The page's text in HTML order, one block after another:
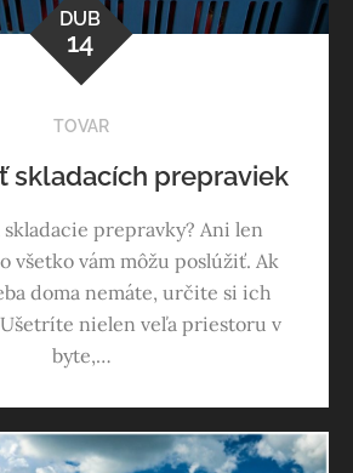
DUB
14
TOVAR
skladacích prepraviek
skladacie prepravky? Ani len
všetko vám môžu poslúžiť. Ak
doma nemáte, určite si ich
nielen veľa priestoru v
byte,…